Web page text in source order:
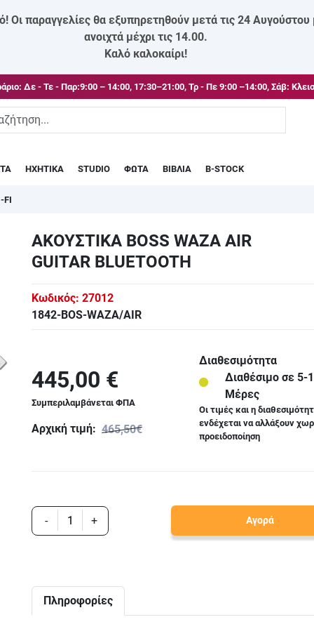
Οι παραγγελίες θα εξυπηρετηθούν μετά τις 24
ανοιχτά μέχρι τις 14.00.
Καλό καλοκαίρι!
Δε - Τε - Παρ:9:00 – 14:00, 17:30–21:00, Τρ - Πε 9:00 –14:00, Σάβ:
ΗΧΗΤΙΚΑ STUDIO ΦΩΤΑ ΒΙΒΛΙΑ B-STOCK
FI
ΑΚΟΥΣΤΙΚΑ BOSS WAZA AIR
GUITAR BLUETOOTH
Κωδικός:27012
1842-BOS-WAZA/AIR
445,00 €
Συμπεριλαμβάνεται ΦΠΑ
Αρχική τιμή: 465,50€
Διαθεσιμότητα
Διαθέσιμο σε 5-
Μέρες
Οι τιμές και η
ενδέχεται να αλλάξουν
προειδοποίηση
- + Αγορά
Πληροφορίες